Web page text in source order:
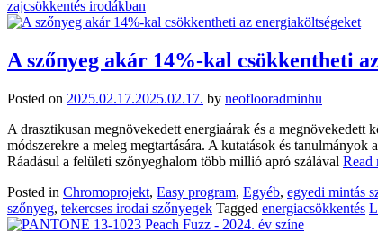
zajcsökkentés irodákban
A szőnyeg akár 14%-kal csökkentheti
Posted on 2025.02.17.2025.02.17. by neoflooradminhu
A drasztikusan megnövekedett energiaárak és a
módszerekre a meleg megtartására. A kutatások és
Ráadásul a felületi szőnyeghalom több millió apró szálával Read
Posted in Chromoprojekt, Easy program, Egyéb, egyedi mintás
szőnyeg, tekercses irodai szőnyegek Tagged energiacsökkentés